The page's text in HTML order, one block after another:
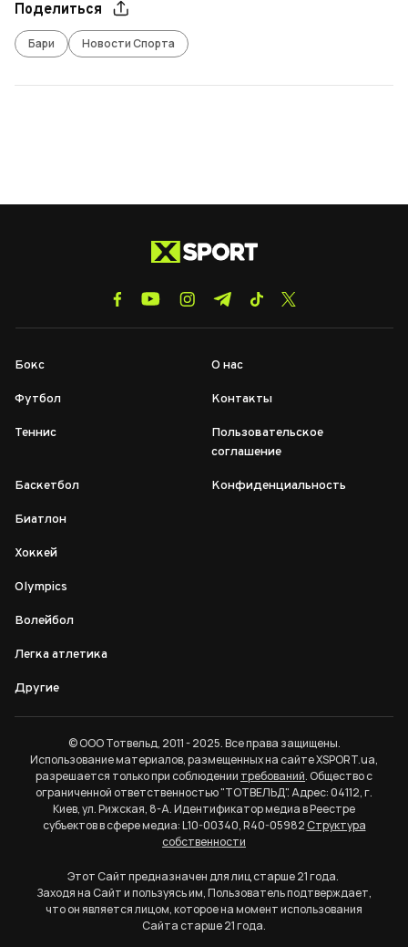
Поделиться
Бари Новости Спорта
Бокс
Футбол
Теннис
Баскетбол
Биатлон
Хоккей
Olympics
Волейбол
Легка атлетика
Другие
О нас
Контакты
Пользовательское
соглашение
Конфиденциальность
© ООО Тотвельд, 2011 - 2025. Все права защищены.
Использование материалов, размещенных на сайте XSPORT.ua,
разрешается только при соблюдении требований. Общество с
ограниченной ответственностью "ТОТВЕЛЬД". Адрес: 04112, г.
Киев, ул. Рижская, 8-А. Идентификатор медиа в Реестре
субъектов в сфере медиа: L10-00340, R40-05982Структура
собственности
Этот Сайт предназначен для лиц старше 21 года.
Заходя на Сайт и пользуясь им, Пользователь подтверждает,
что он является лицом, которое на момент использования
Сайта старше 21 года.